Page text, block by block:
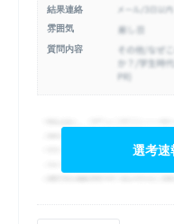
結果連絡
雰囲気
質問内容
選考速